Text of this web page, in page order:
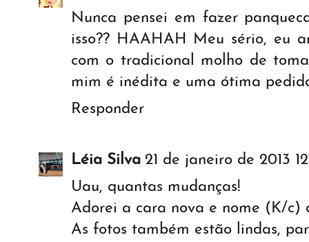
Nunca pensei em fazer
isso?? HAAHAH Meu sério, eu
com o tradicional molho de
mim é inédita e uma ótima
Responder
Léia Silva 21 de janeiro de 2013
Uau, quantas mudanças!
Adorei a cara nova e nome (K/c)
As fotos também estão lindas,